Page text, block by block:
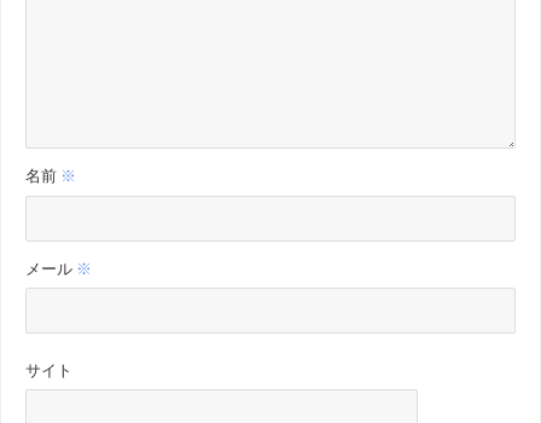
名前 ※
メール ※
サイト